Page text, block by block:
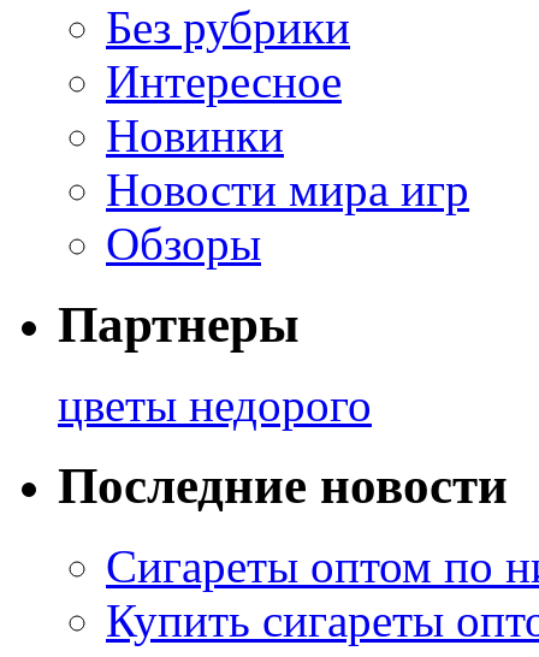
Без рубрики
Интересное
Новинки
Новости мира игр
Обзоры
Партнеры
цветы недорого
Последние новости
Сигареты оптом по
Купить сигареты